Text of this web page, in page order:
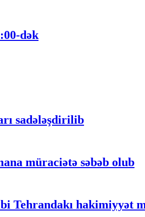
dək
sadələşdirilib
müraciətə səbəb olub
hakimiyyət